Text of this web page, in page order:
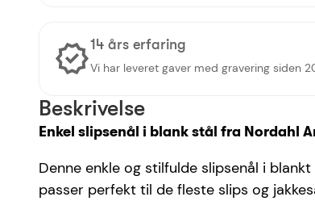
14 års erfaring
Vi har leveret gaver med gravering siden
Beskrivelse
Enkel slipsenål i blank stål fra Nordahl
Denne enkle og stilfulde slipsenål i
passer perfekt til de fleste slips og